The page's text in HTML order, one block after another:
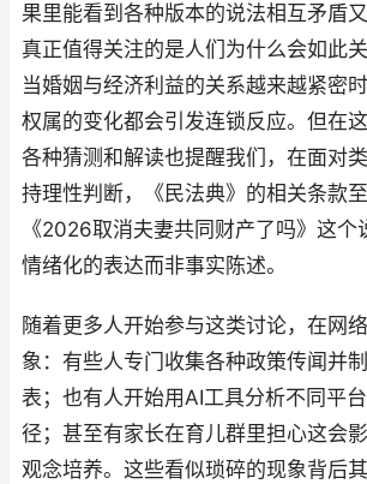
果里能看到各种版本的说法相互矛盾
真正值得关注的是人们为什么会如
当婚姻与经济利益的关系越来越紧密
权属的变化都会引发连锁反应。但在
各种猜测和解读也提醒我们，在面对
持理性判断，《民法典》的相关条款至
《2026取消夫妻共同财产了吗》这个
情绪化的表达而非事实陈述。
随着更多人开始参与这类讨论，在网
象：有些人专门收集各种政策传闻并
表；也有人开始用AI工具分析不同平
径；甚至有家长在育儿群里担心这会
观念培养。这些看似琐碎的现象背后